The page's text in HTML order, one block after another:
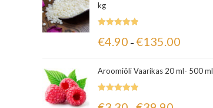
kg
5.00/ 5
€4.90 –€135.00
Aroomiõli Vaarikas 20 ml- 500 ml